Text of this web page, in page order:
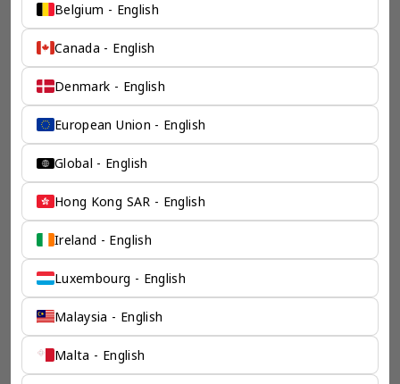
奕资环球 ™（中国内地） 文
章
爱沙尼亚 | 公司注册
爱沙尼亚 OU 公司注册指南（2026）- 怎么注册爱沙尼亚公
司 - 爱沙尼亚公司注册要求
2026年爱沙尼亚 OÜ 公司注册指南，解析电子居民卡、线上注册、
注册地址、注册资本、留存收益税制及进入欧盟市场的优势，适合数
字游民和跨境创业者。
了解更多 >
Belgium - English
Canada - English
Denmark - English
European Union - English
Global - English
Hong Kong SAR - English
Ireland - English
Luxembourg - English
Malaysia - English
Malta - English